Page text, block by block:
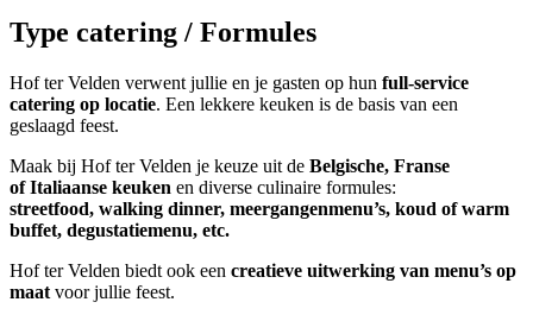
Type catering / Formules
Hof ter Velden verwent jullie en je gasten op hun full-service
catering op locatie. Een lekkere keuken is de basis van een
geslaagd feest.
Maak bij Hof ter Velden je keuze uit de Belgische, Franse
of Italiaanse keuken en diverse culinaire formules:
streetfood, walking dinner, meergangenmenu’s, koud of warm
buffet, degustatiemenu, etc.
Hof ter Velden biedt ook een creatieve uitwerking van menu’s op
maat voor jullie feest.